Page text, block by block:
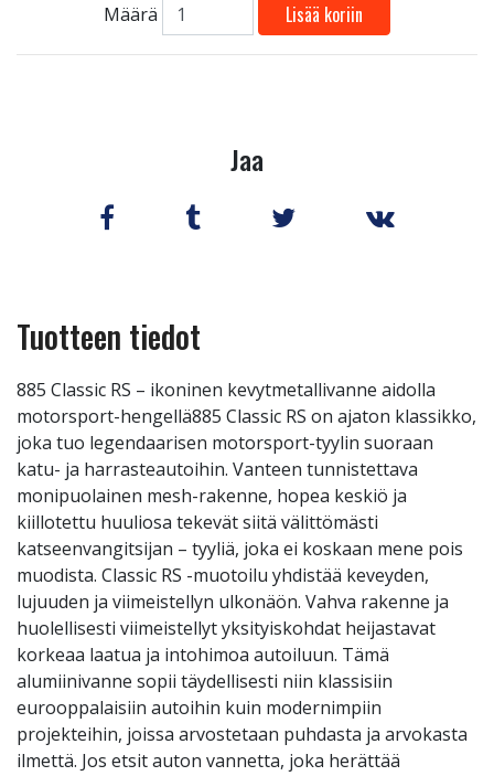
Määrä Lisää koriin
Jaa
Tuotteen tiedot
885 Classic RS – ikoninen kevytmetallivanne aidolla
motorsport-hengellä885 Classic RS on ajaton klassikko,
joka tuo legendaarisen motorsport-tyylin suoraan
katu- ja harrasteautoihin. Vanteen tunnistettava
monipuolainen mesh-rakenne, hopea keskiö ja
kiillotettu huuliosa tekevät siitä välittömästi
katseenvangitsijan – tyyliä, joka ei koskaan mene pois
muodista. Classic RS -muotoilu yhdistää keveyden,
lujuuden ja viimeistellyn ulkonäön. Vahva rakenne ja
huolellisesti viimeistellyt yksityiskohdat heijastavat
korkeaa laatua ja intohimoa autoiluun. Tämä
alumiinivanne sopii täydellisesti niin klassisiin
eurooppalaisiin autoihin kuin modernimpiin
projekteihin, joissa arvostetaan puhdasta ja arvokasta
ilmettä. Jos etsit auton vannetta, joka herättää